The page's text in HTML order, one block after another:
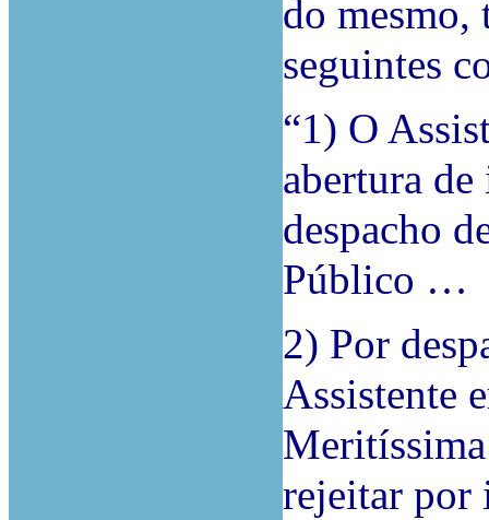
do mesmo,
seguintes
“1) O
abertura
despacho
Público …
2) Por
Assistente
rejeitar por